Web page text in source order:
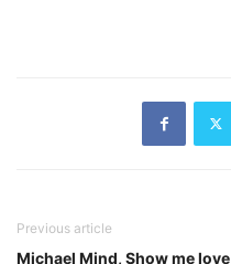
Previous article
Michael Mind, Show me love